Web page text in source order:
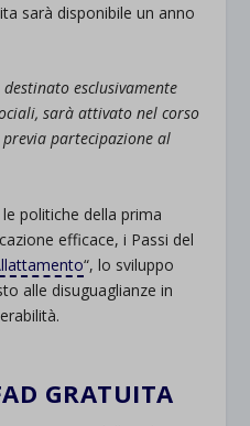
sarà disponibile un anno
esclusivamente
sarà attivato nel corso
partecipazione al
politiche della prima
efficace, i Passi del
“, lo sviluppo
alle disuguaglianze in
GRATUITA